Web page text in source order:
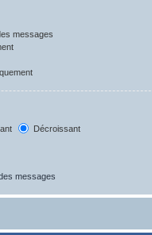
messages
Décroissant
messages